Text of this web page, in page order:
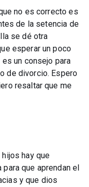
no es correcto es
de la setencia de
se dé otra
esperar un poco
un consejo para
de divorcio. Espero
resaltar que me
hay que
que aprendan el
y que dios